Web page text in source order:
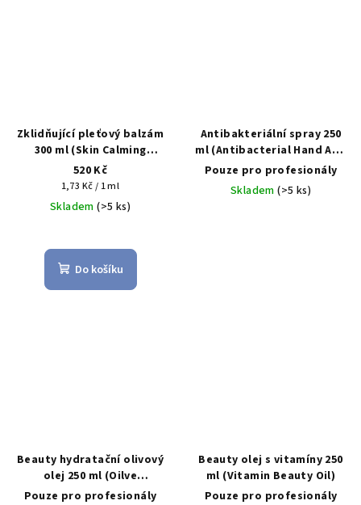
Zklidňující pleťový balzám
300 ml (Skin Calming
Phytogel)
520 Kč
Měrná
cena:
1,73 Kč / 1 ml
Skladem(>5 ks)
Do košíku
Antibakteriální spray 250
ml (Antibacterial Hand And
Skin Sanitizer Spray)
Pouze pro profesionály
Skladem(>5 ks)
Beauty hydratační olivový
olej 250 ml (Oilve
Moisturizing Beauty Oil)
Pouze pro profesionály
Beauty olej s vitamíny 250
ml (Vitamin Beauty Oil)
Pouze pro profesionály